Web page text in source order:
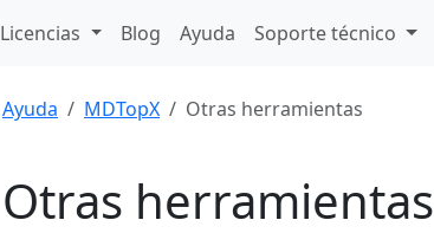
Licencias Blog Ayuda Soporte técnico
Ayuda MDTopX Otras herramientas
Otras herramientas